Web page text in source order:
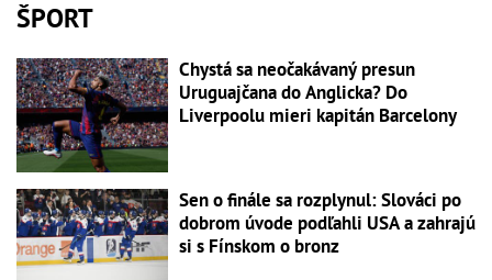
ŠPORT
Chystá sa neočakávaný presun
Uruguajčana do Anglicka? Do
Liverpoolu mieri kapitán Barcelony
Sen o finále sa rozplynul: Slováci po
dobrom úvode podľahli USA a zahrajú
si s Fínskom o bronz